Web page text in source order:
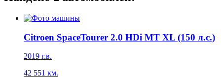
Citroen SpaceTourer 2.0 HDi МT XL (150 л.с.)
2019 г.в.
42 551 км.